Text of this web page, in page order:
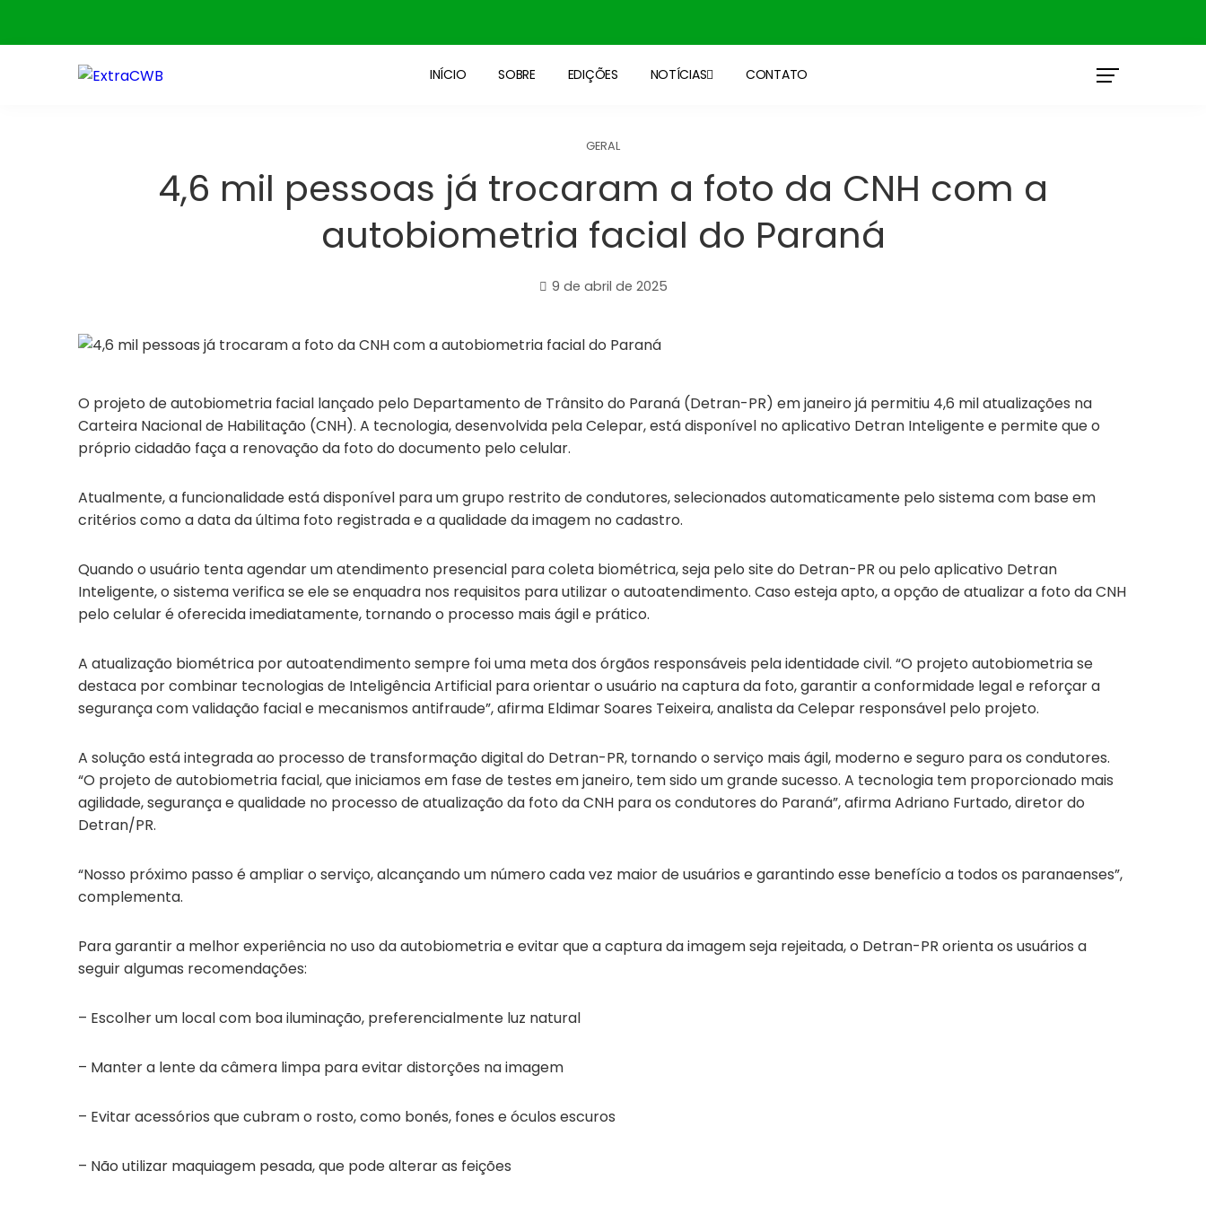
INÍCIO SOBRE EDIÇÕES NOTÍCIAS CONTATO
GERAL
4,6 mil pessoas já trocaram a foto da CNH com a
autobiometria facial do Paraná
9 de abril de 2025
O projeto de autobiometria facial lançado pelo Departamento de Trânsito do Paraná (Detran-PR) em janeiro já permitiu 4,6 mil atualizações na
Carteira Nacional de Habilitação (CNH). A tecnologia, desenvolvida pela Celepar, está disponível no aplicativo Detran Inteligente e permite que o
próprio cidadão faça a renovação da foto do documento pelo celular.
Atualmente, a funcionalidade está disponível para um grupo restrito de condutores, selecionados automaticamente pelo sistema com base em
critérios como a data da última foto registrada e a qualidade da imagem no cadastro.
Quando o usuário tenta agendar um atendimento presencial para coleta biométrica, seja pelo site do Detran-PR ou pelo aplicativo Detran
Inteligente, o sistema verifica se ele se enquadra nos requisitos para utilizar o autoatendimento. Caso esteja apto, a opção de atualizar a foto da CNH
pelo celular é oferecida imediatamente, tornando o processo mais ágil e prático.
A atualização biométrica por autoatendimento sempre foi uma meta dos órgãos responsáveis pela identidade civil. “O projeto autobiometria se
destaca por combinar tecnologias de Inteligência Artificial para orientar o usuário na captura da foto, garantir a conformidade legal e reforçar a
segurança com validação facial e mecanismos antifraude”, afirma Eldimar Soares Teixeira, analista da Celepar responsável pelo projeto.
A solução está integrada ao processo de transformação digital do Detran-PR, tornando o serviço mais ágil, moderno e seguro para os condutores.
“O projeto de autobiometria facial, que iniciamos em fase de testes em janeiro, tem sido um grande sucesso. A tecnologia tem proporcionado mais
agilidade, segurança e qualidade no processo de atualização da foto da CNH para os condutores do Paraná”, afirma Adriano Furtado, diretor do
Detran/PR.
“Nosso próximo passo é ampliar o serviço, alcançando um número cada vez maior de usuários e garantindo esse benefício a todos os paranaenses”,
complementa.
Para garantir a melhor experiência no uso da autobiometria e evitar que a captura da imagem seja rejeitada, o Detran-PR orienta os usuários a
seguir algumas recomendações:
– Escolher um local com boa iluminação, preferencialmente luz natural
– Manter a lente da câmera limpa para evitar distorções na imagem
– Evitar acessórios que cubram o rosto, como bonés, fones e óculos escuros
– Não utilizar maquiagem pesada, que pode alterar as feições